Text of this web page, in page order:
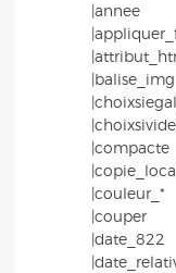
|annee
|balise_img
|compacte
|couleur_*
|couper
|date_822